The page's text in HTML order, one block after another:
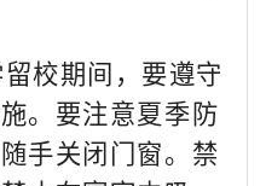
校期间，要遵守
。要注意夏季防
手关闭门窗。禁